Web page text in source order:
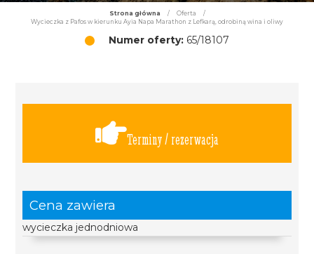
Strona główna / Oferta
/
Wycieczka z Pafos w kierunku Ayia Napa Marathon z Lefkarą, odrobiną wina i oliwy
Numer oferty: 65/18107
Terminy / rezerwacja
Cena zawiera
wycieczka jednodniowa